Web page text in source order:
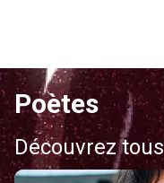
Poètes
Découvrez